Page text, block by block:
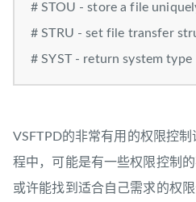
# STOU - store a file
# STRU - set file transfer
# SYST - return system type
VSFTPD的非常有用的权限控
程中，可能是有一些权限控制
或许能找到适合自己需求的权